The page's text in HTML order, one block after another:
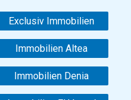
Exclusiv Immobilien
Immobilien Altea
Immobilien Denia